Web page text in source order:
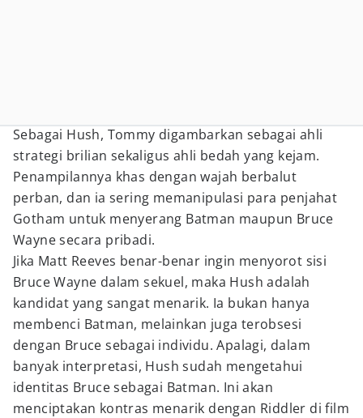
Sebagai Hush, Tommy digambarkan sebagai ahli
strategi brilian sekaligus ahli bedah yang kejam.
Penampilannya khas dengan wajah berbalut
perban, dan ia sering memanipulasi para penjahat
Gotham untuk menyerang Batman maupun Bruce
Wayne secara pribadi.
Jika Matt Reeves benar-benar ingin menyorot sisi
Bruce Wayne dalam sekuel, maka Hush adalah
kandidat yang sangat menarik. Ia bukan hanya
membenci Batman, melainkan juga terobsesi
dengan Bruce sebagai individu. Apalagi, dalam
banyak interpretasi, Hush sudah mengetahui
identitas Bruce sebagai Batman. Ini akan
menciptakan kontras menarik dengan Riddler di film